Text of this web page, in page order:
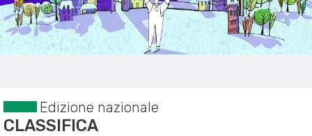
Edizione nazionale
CLASSIFICA